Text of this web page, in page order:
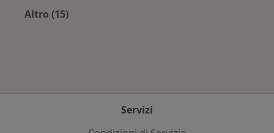
Altro (15)
Servizi